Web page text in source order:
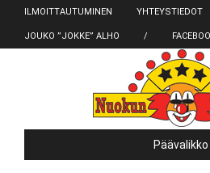
ILMOITTAUTUMINEN YHTEYSTIEDOT
JOUKO ”JOKKE” ALHO /
Päävalikko